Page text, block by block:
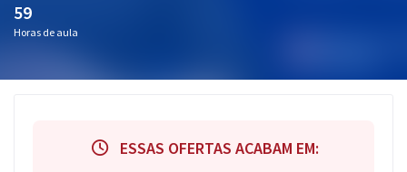
59
Horas de aula
ESSAS OFERTAS ACABAM EM: